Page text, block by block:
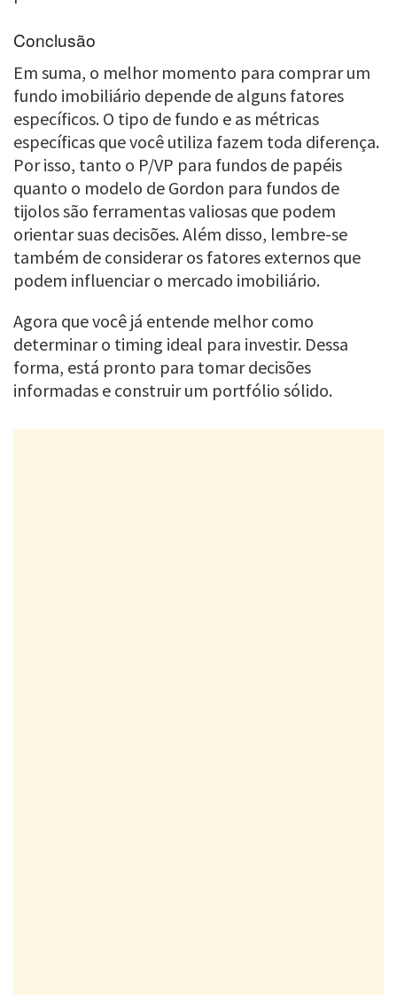
Conclusão
Em suma, o melhor momento para comprar um
fundo imobiliário depende de alguns fatores
específicos. O tipo de fundo e as métricas
específicas que você utiliza fazem toda diferença.
Por isso, tanto o P/VP para fundos de papéis
quanto o modelo de Gordon para fundos de
tijolos são ferramentas valiosas que podem
orientar suas decisões. Além disso, lembre-se
também de considerar os fatores externos que
podem influenciar o mercado imobiliário.
Agora que você já entende melhor como
determinar o timing ideal para investir. Dessa
forma, está pronto para tomar decisões
informadas e construir um portfólio sólido.